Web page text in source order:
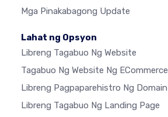
Mga Pinakabagong Update
Lahat ng Opsyon
Libreng Tagabuo Ng Website
Tagabuo Ng Website Ng ECommerce
Libreng Pagpaparehistro Ng Domain
Libreng Tagabuo Ng Landing Page